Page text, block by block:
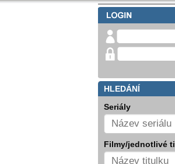
HLEDÁNÍ
Seriály
Filmy/jednotlivé